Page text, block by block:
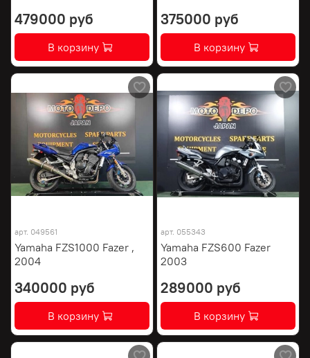
479000 руб
В корзину
375000 руб
В корзину
арт. 049561
Yamaha FZS1000 Fazer ,
2004
340000 руб
В корзину
арт. 055343
Yamaha FZS600 Fazer
2003
289000 руб
В корзину